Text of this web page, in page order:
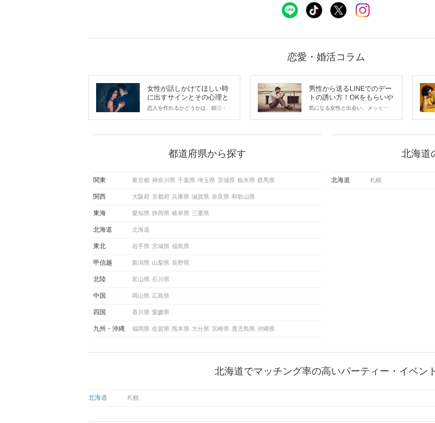
恋愛・婚活コラム
女性が話しかけてほしい時
に出すサインとその心理と
は？
恋人を作れるかどうかは、婚活イベ
から恋人作りを本格的に始めようと
している方は、女性が異性を求めて
この記事では、女性が話しかけて欲
しく解説した後、婚活イベントで実
ような行動に繋げるべきかをご紹介
男性から送るLINEでのデー
トの誘い方！OKをもらいや
すいメッセージのコツは？
気になる女性と出会い、メッセージ
も混じえながら解説するので、ぜひ
都道府県から探す
関東 東京都 神奈川県 千葉県 埼玉県 茨城県 栃木県 群馬県
関西 大阪府 京都府 兵庫県 滋賀県 奈良県 和歌山県
東海 愛知県 静岡県 岐阜県 三重県
北海道 北海道
東北 岩手県 宮城県 福島県
甲信越 新潟県 山梨県 長野県
北陸 富山県 石川県
中国 岡山県 広島県
四国 香川県 愛媛県
九州 沖縄 福岡県 佐賀県 熊本県 大分県 宮崎県 鹿児島県 沖縄県
北海道
北海道 札幌
北海道でマッチング率の高いパーティー・イベン
北海道 札幌